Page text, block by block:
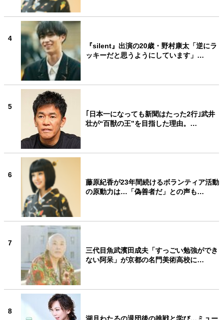
4
『silent』出演の20歳・野村康太「逆にラ
ッキーだと思うようにしています」…
5
｢日本一になっても新聞はたった2行｣武井
壮が“百獣の王”を目指した理由。…
6
藤原紀香が23年間続けるボランティア活動
の原動力は…「偽善者だ」との声も…
7
三代目魚武濱田成夫「すっごい勉強ができ
ない阿呆」が京都の名門美術高校に…
8